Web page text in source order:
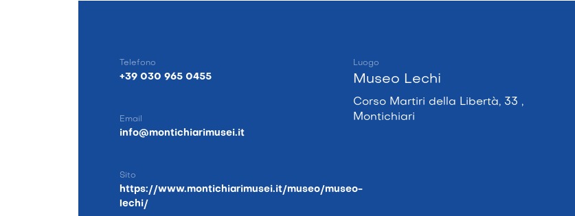
Telefono
+39 030 965 0455
Email
info@montichiarimusei.it
Sito
https://www.montichiarimusei.it/museo/museo-
lechi/
Luogo
Museo Lechi
Corso Martiri della Libertà, 33 ,
Montichiari